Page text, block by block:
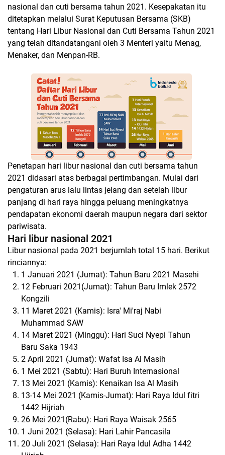
nasional dan cuti bersama tahun 2021. Kesepakatan itu
ditetapkan melalui Surat Keputusan Bersama (SKB)
tentang Hari Libur Nasional dan Cuti Bersama Tahun 2021
yang telah ditandatangani oleh 3 Menteri yaitu Menag,
Menaker, dan Menpan-RB.
Penetapan hari libur nasional dan cuti bersama tahun
2021 didasari atas berbagai pertimbangan. Mulai dari
pengaturan arus lalu lintas jelang dan setelah libur
panjang di hari raya hingga peluang meningkatnya
pendapatan ekonomi daerah maupun negara dari sektor
pariwisata.
Hari libur nasional 2021
Libur nasional pada 2021 berjumlah total 15 hari. Berikut
rinciannya:
1 Januari 2021 (Jumat): Tahun Baru 2021 Masehi
12 Februari 2021(Jumat): Tahun Baru Imlek 2572
Kongzili
11 Maret 2021 (Kamis): Isra' Mi'raj Nabi
Muhammad SAW
14 Maret 2021 (Minggu): Hari Suci Nyepi Tahun
Baru Saka 1943
2 April 2021 (Jumat): Wafat Isa Al Masih
1 Mei 2021 (Sabtu): Hari Buruh Internasional
13 Mei 2021 (Kamis): Kenaikan Isa Al Masih
13-14 Mei 2021 (Kamis-Jumat): Hari Raya Idul fitri
1442 Hijriah
26 Mei 2021(Rabu): Hari Raya Waisak 2565
1 Juni 2021 (Selasa): Hari Lahir Pancasila
20 Juli 2021 (Selasa): Hari Raya Idul Adha 1442